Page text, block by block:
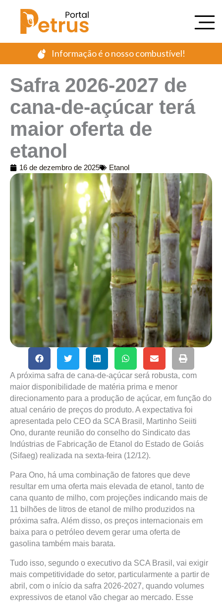
Informação é o nosso combustível!
Safra 2026-2027 de
cana-de-açúcar terá
maior oferta de
etanol
16 de dezembro de 2025 Etanol
A próxima safra de cana-de-açúcar será robusta, com
maior disponibilidade de matéria prima e menor
direcionamento para a produção de açúcar, em função do
atual cenário de preços do produto. A expectativa foi
apresentada pelo CEO da SCA Brasil, Martinho Seiiti
Ono, durante reunião do conselho do Sindicato das
Indústrias de Fabricação de Etanol do Estado de Goiás
(Sifaeg) realizada na sexta-feira (12/12).
Para Ono, há uma combinação de fatores que deve
resultar em uma oferta mais elevada de etanol, tanto de
cana quanto de milho, com projeções indicando mais de
11 bilhões de litros de etanol de milho produzidos na
próxima safra. Além disso, os preços internacionais em
baixa para o petróleo devem gerar uma oferta de
gasolina também mais barata.
Tudo isso, segundo o executivo da SCA Brasil, vai exigir
mais competitividade do setor, particularmente a partir de
abril, com o início da safra 2026-2027, quando volumes
expressivos de etanol vão chegar ao mercado. Esse